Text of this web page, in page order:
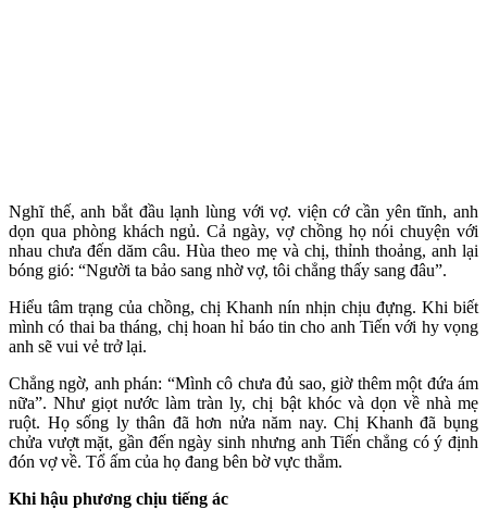
Nghĩ thế, anh bắt đầu lạnh lùng với vợ. viện cớ cần yên tĩnh, anh
dọn qua phòng khách ngủ. Cả ngày, vợ chồng họ nói chuyện với
nhau chưa đến dăm câu. Hùa theo mẹ và chị, thỉnh thoảng, anh lại
bóng gió: “Người ta bảo sang nhờ vợ, tôi chẳng thấy sang đâu”.
Hiểu tâm trạng của chồng, chị Khanh nín nhịn chịu đựng. Khi biết
mình có thai ba tháng, chị hoan hỉ báo tin cho anh Tiến với hy vọng
anh sẽ vui vẻ trở lại.
Chẳng ngờ, anh phán: “Mình cô chưa đủ sao, giờ thêm một đứa ám
nữa”. Như giọt nước làm tràn ly, chị bật khóc và dọn về nhà mẹ
ruột. Họ sống ly thân đã hơn nửa năm nay. Chị Khanh đã bụng
chửa vượt mặt, gần đến ngày sinh nhưng anh Tiến chẳng có ý định
đón vợ về. Tổ ấm của họ đang bên bờ vực thẳm.
Khi hậu phương chịu tiếng ác